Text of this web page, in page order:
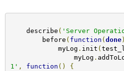
    describe
( 'Server
        before
( function ( done
            myLog
. init (
                myLog
.
1' , function ()
{